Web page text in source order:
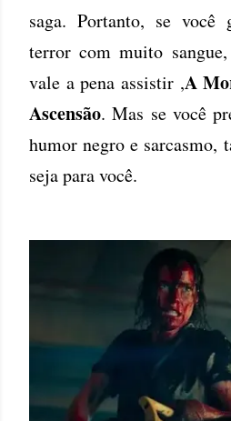
saga. Portanto, se
terror com muito
vale a pena assistir ,A
Ascensão. Mas se você
humor negro e sarcasmo,
seja para você.